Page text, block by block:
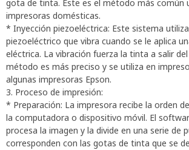
gota de tinta. Este es el método más común
impresoras domésticas.
* Inyección piezoeléctrica: Este sistema
piezoeléctrico que vibra cuando se le aplica
eléctrica. La vibración fuerza la tinta a salir
método es más preciso y se utiliza en
algunas impresoras Epson.
3. Proceso de impresión:
* Preparación: La impresora recibe la orden
la computadora o dispositivo móvil. El
procesa la imagen y la divide en una serie de
corresponden con las gotas de tinta que se